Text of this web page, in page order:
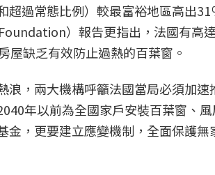
超過常態比例）較最富裕地區高出
）報告更指出，法國有高
屋缺乏有效防止過熱的百葉窗。
浪，兩大機構呼籲法國當局必須加
年以前為全國家戶安裝百葉窗、
金，更要建立應變機制，全面保護